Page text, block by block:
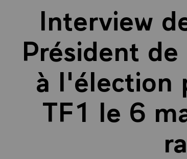
Interview
Président
à l'élection
TF1 le 6